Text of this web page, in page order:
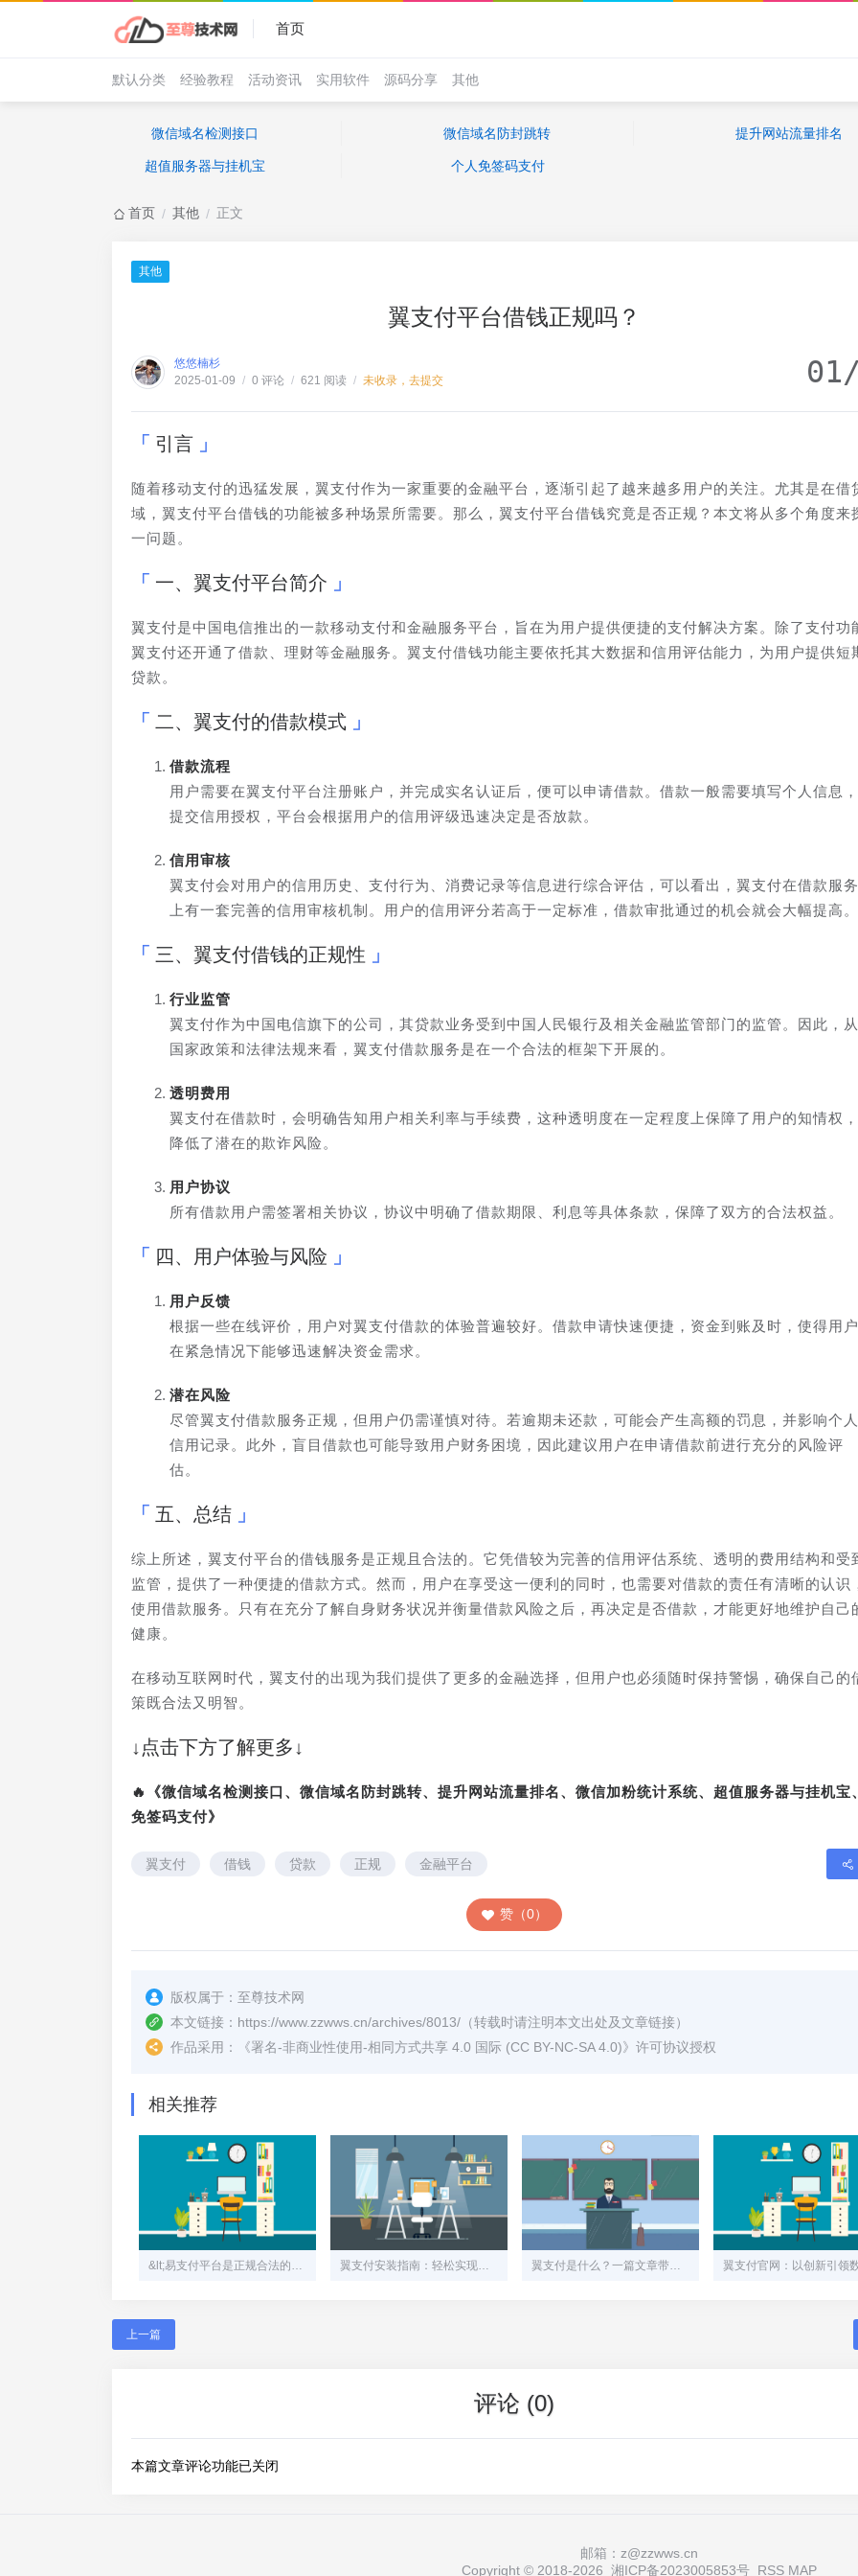
首页
默认分类 经验教程 活动资讯 实用软件 源码分享 其他
微信域名检测接口 微信域名防封跳转 提升网站流量排名
超值服务器与挂机宝 个人免签码支付
首页 / 其他 / 正文
其他
翼支付平台借钱正规吗？
悠悠楠杉
2025-01-09 / 0 评论 / 621 阅读 / 未收录，去提交
引言
随着移动支付的迅猛发展，翼支付作为一家重要的金融平台，逐渐引起了越来越多用户的关注。尤其是在借
域，翼支付平台借钱的功能被多种场景所需要。那么，翼支付平台借钱究竟是否正规？本文将从多个角度来
一问题。
一、翼支付平台简介
翼支付是中国电信推出的一款移动支付和金融服务平台，旨在为用户提供便捷的支付解决方案。除了支付功
翼支付还开通了借款、理财等金融服务。翼支付借钱功能主要依托其大数据和信用评估能力，为用户提供短
贷款。
二、翼支付的借款模式
借款流程
用户需要在翼支付平台注册账户，并完成实名认证后，便可以申请借款。借款一般需要填写个人信息，
提交信用授权，平台会根据用户的信用评级迅速决定是否放款。
信用审核
翼支付会对用户的信用历史、支付行为、消费记录等信息进行综合评估，可以看出，翼支付在借款服务
上有一套完善的信用审核机制。用户的信用评分若高于一定标准，借款审批通过的机会就会大幅提高。
三、翼支付借钱的正规性
行业监管
翼支付作为中国电信旗下的公司，其贷款业务受到中国人民银行及相关金融监管部门的监管。因此，从
国家政策和法律法规来看，翼支付借款服务是在一个合法的框架下开展的。
透明费用
翼支付在借款时，会明确告知用户相关利率与手续费，这种透明度在一定程度上保障了用户的知情权，
降低了潜在的欺诈风险。
用户协议
所有借款用户需签署相关协议，协议中明确了借款期限、利息等具体条款，保障了双方的合法权益。
四、用户体验与风险
用户反馈
根据一些在线评价，用户对翼支付借款的体验普遍较好。借款申请快速便捷，资金到账及时，使得用户
在紧急情况下能够迅速解决资金需求。
潜在风险
尽管翼支付借款服务正规，但用户仍需谨慎对待。若逾期未还款，可能会产生高额的罚息，并影响个人
信用记录。此外，盲目借款也可能导致用户财务困境，因此建议用户在申请借款前进行充分的风险评
估。
五、总结
综上所述，翼支付平台的借钱服务是正规且合法的。它凭借较为完善的信用评估系统、透明的费用结构和受
监管，提供了一种便捷的借款方式。然而，用户在享受这一便利的同时，也需要对借款的责任有清晰的认识
使用借款服务。只有在充分了解自身财务状况并衡量借款风险之后，再决定是否借款，才能更好地维护自己
健康。
在移动互联网时代，翼支付的出现为我们提供了更多的金融选择，但用户也必须随时保持警惕，确保自己的
策既合法又明智。
↓点击下方了解更多↓
🔥《微信域名检测接口、微信域名防封跳转、提升网站流量排名、微信加粉统计系统、超值服务器与挂机宝
免签码支付》
翼支付 借钱 贷款 正规 金融平台
赞（0）
版权属于： 至尊技术网
本文链接： https://www.zzwws.cn/archives/8013/ （转载时请注明本文出处及文章链接）
作品采用：
《署名-非商业性使用-相同方式共享 4.0 国际 (CC BY-NC-SA 4.0)》许可协议授权
相关推荐
&lt;易支付平台是正规合法的吗> 翼支付安装指南：轻松实现移动支付与便捷生活 翼支付是什么？一篇文章带你全面了解这个移动支付平台
上一篇
评论 (0)
本篇文章评论功能已关闭
邮箱：z@zzwws.cn
Copyright © 2018-2026 湘ICP备2023005853号 RSS MAP